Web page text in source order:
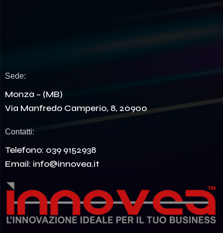
Sede:
Monza – (MB)
Via Manfredo Camperio, 8, 20900
Contatti:
Telefono: 039 9152938
Email: info@innovea.it